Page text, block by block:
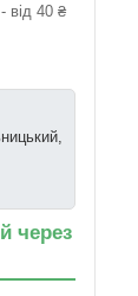
від 40 ₴
через